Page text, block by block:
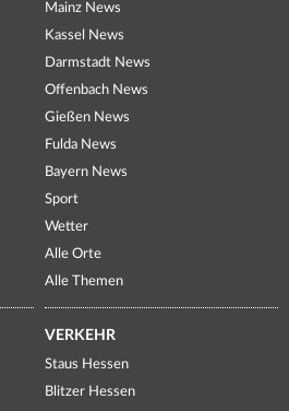
Mainz News
Kassel News
Darmstadt News
Offenbach News
Gießen News
Fulda News
Bayern News
Sport
Wetter
Alle Orte
Alle Themen
VERKEHR
Staus Hessen
Blitzer Hessen